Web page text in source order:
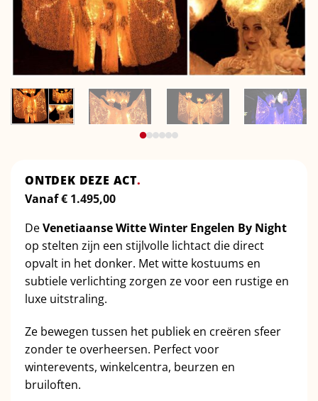
ONTDEK DEZE ACT.
Vanaf€ 1.495,00
DeVenetiaanse Witte Winter Engelen By Night
op stelten zijn een stijlvolle lichtact die direct
opvalt in het donker. Met witte kostuums en
subtiele verlichting zorgen ze voor een rustige en
luxe uitstraling.
Ze bewegen tussen het publiek en creëren sfeer
zonder te overheersen. Perfect voor
winterevents, winkelcentra, beurzen en
bruiloften.